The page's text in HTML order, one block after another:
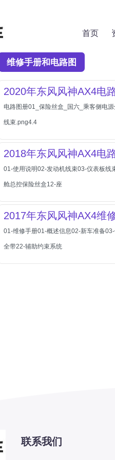
首页
维修手册和电路图
2020年东风风神AX4电
电路图册01_保险丝盒_国六_乘客侧电
线束.png4.4
2018年东风风神AX4电
01-使用说明02-发动机线束03-仪表板
舱总控保险丝盒12-座
2017年东风风神AX4维
01-维修手册01-概述信息02-新车准备
全带22-辅助约束系统
联系我们